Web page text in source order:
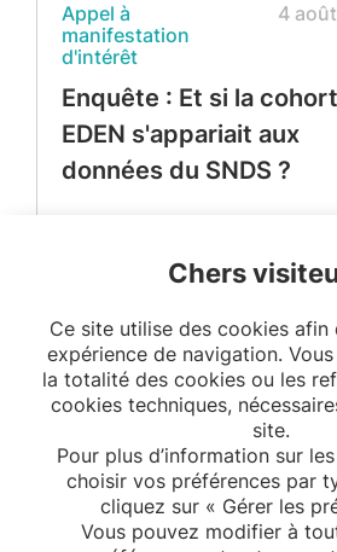
Appel à
manifestation
d'intérêt
4
Enquête : Et si la
EDEN s'appariait aux
données du SNDS ?
Chers
Ce site utilise des cookies
expérience de navigation.
la totalité des cookies ou les
cookies techniques,
site.
Pour plus d’information sur
choisir vos préférences par
cliquez sur « Gérer les
Vous pouvez modifier à